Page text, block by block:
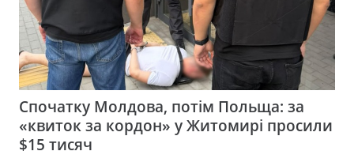
Спочатку Молдова, потім Польща: за
«квиток за кордон» у Житомирі просили
$15 тисяч